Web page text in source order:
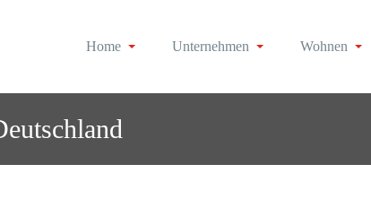
Home Unternehmen Wohnen